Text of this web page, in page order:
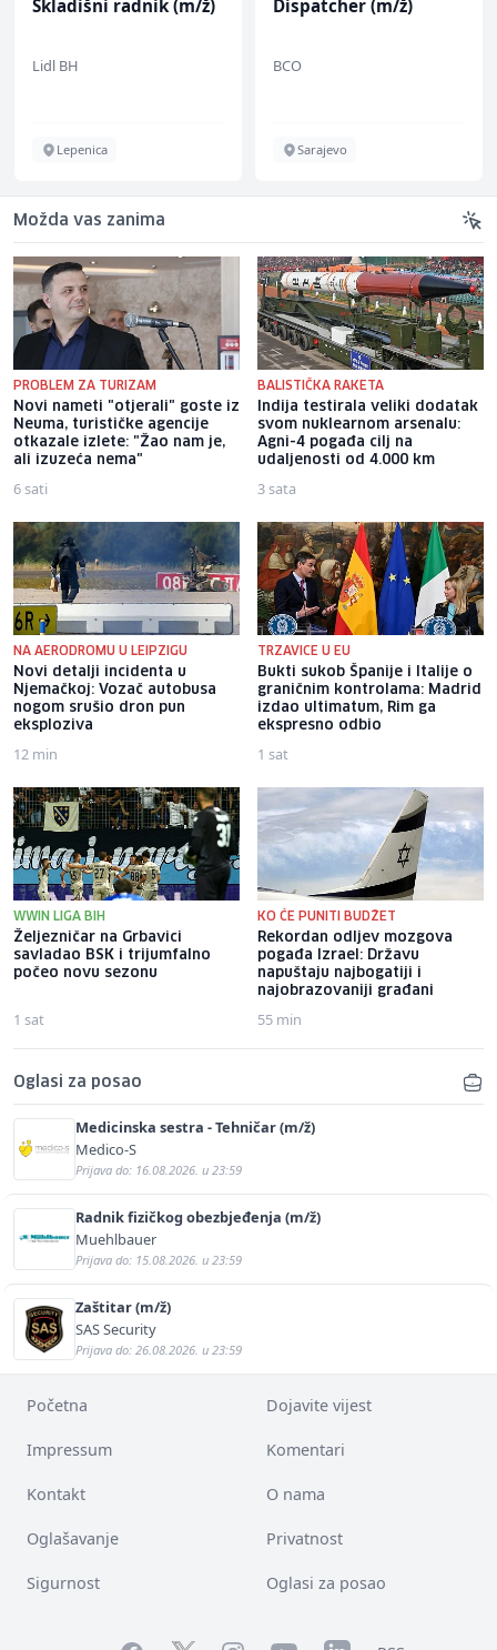
Skladišni radnik (m/ž)
Lidl BH
Lepenica
Dispatcher (m/ž)
BCO
Sarajevo
Možda vas zanima
PROBLEM ZA TURIZAM
Novi nameti "otjerali" goste iz
Neuma, turističke agencije
otkazale izlete: "Žao nam je,
ali izuzeća nema"
6 sati
BALISTIČKA RAKETA
Indija testirala veliki dodatak
svom nuklearnom arsenalu:
Agni-4 pogađa cilj na
udaljenosti od 4.000 km
3 sata
NA AERODROMU U LEIPZIGU
Novi detalji incidenta u
Njemačkoj: Vozač autobusa
nogom srušio dron pun
eksploziva
12 min
TRZAVICE U EU
Bukti sukob Španije i Italije o
graničnim kontrolama: Madrid
izdao ultimatum, Rim ga
ekspresno odbio
1 sat
WWIN LIGA BIH
Željezničar na Grbavici
savladao BSK i trijumfalno
počeo novu sezonu
1 sat
KO ĆE PUNITI BUDŽET
Rekordan odljev mozgova
pogađa Izrael: Državu
napuštaju najbogatiji i
najobrazovaniji građani
55 min
Oglasi za posao
Medicinska sestra - Tehničar (m/ž)
Medico-S
Prijava do: 16.08.2026. u 23:59
Radnik fizičkog obezbjeđenja (m/ž)
Muehlbauer
Prijava do: 15.08.2026. u 23:59
Zaštitar (m/ž)
SAS Security
Prijava do: 26.08.2026. u 23:59
Početna Dojavite vijest
Impressum Komentari
Kontakt O nama
Oglašavanje Privatnost
Sigurnost Oglasi za posao